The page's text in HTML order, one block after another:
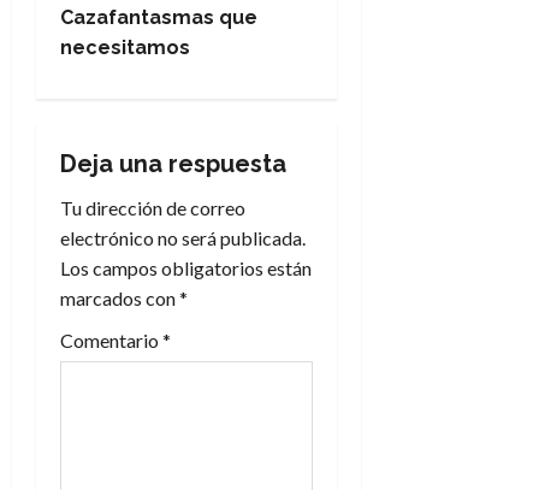
e
c
i
ó
n
Cazafantasmas que
necesitamos
Deja una respuesta
Tu dirección de correo
electrónico no será publicada.
Los campos obligatorios están
marcados con*
Comentario *